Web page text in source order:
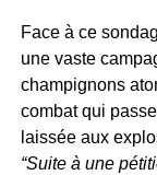
Face à ce
une vaste
champignons
combat qui
laissée aux
“Suite à une